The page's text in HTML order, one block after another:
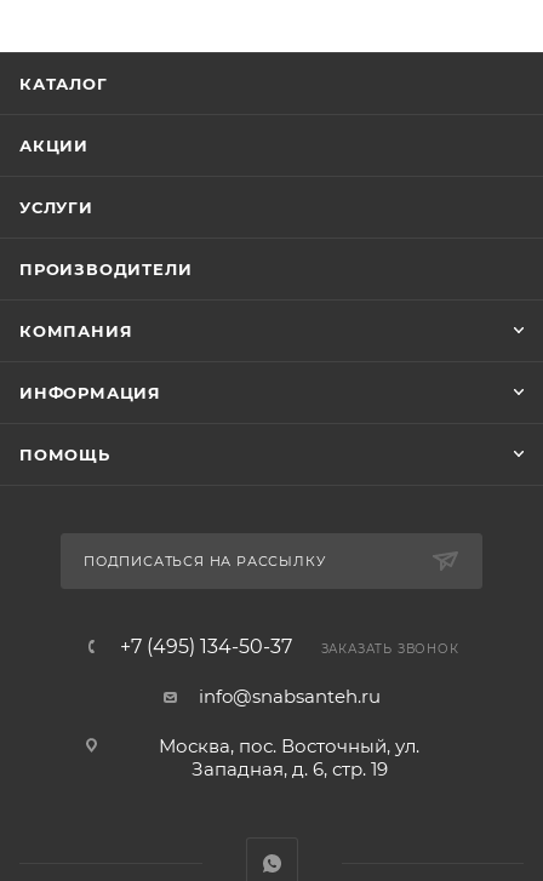
КАТАЛОГ
АКЦИИ
УСЛУГИ
ПРОИЗВОДИТЕЛИ
КОМПАНИЯ
ИНФОРМАЦИЯ
ПОМОЩЬ
ПОДПИСАТЬСЯ НА РАССЫЛКУ
+7 (495) 134-50-37 ЗАКАЗАТЬ ЗВОНОК
info@snabsanteh.ru
Москва, пос. Восточный, ул.
Западная, д. 6, стр. 19